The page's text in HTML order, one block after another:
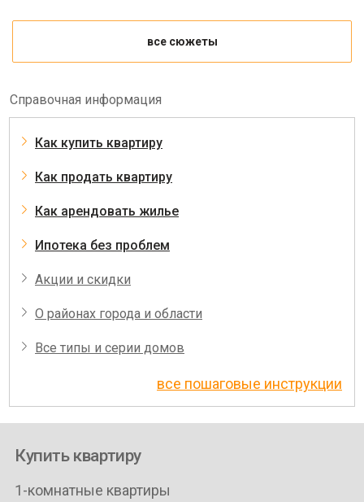
все сюжеты
Справочная информация
Как купить квартиру
Как продать квартиру
Как арендовать жилье
Ипотека без проблем
Акции и скидки
О районах города и области
Все типы и серии домов
все пошаговые инструкции
Купить квартиру
1-комнатные квартиры